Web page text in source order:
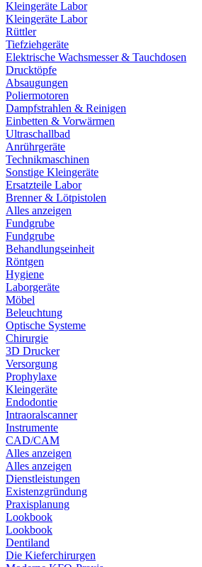
Kleingeräte Labor
Kleingeräte Labor
Rüttler
Tiefziehgeräte
Elektrische Wachsmesser & Tauchdosen
Drucktöpfe
Absaugungen
Poliermotoren
Dampfstrahlen & Reinigen
Einbetten & Vorwärmen
Ultraschallbad
Anrührgeräte
Technikmaschinen
Sonstige Kleingeräte
Ersatzteile Labor
Brenner & Lötpistolen
Alles anzeigen
Fundgrube
Fundgrube
Behandlungseinheit
Röntgen
Hygiene
Laborgeräte
Möbel
Beleuchtung
Optische Systeme
Chirurgie
3D Drucker
Versorgung
Prophylaxe
Kleingeräte
Endodontie
Intraoralscanner
Instrumente
CAD/CAM
Alles anzeigen
Alles anzeigen
Dienstleistungen
Existenzgründung
Praxisplanung
Lookbook
Lookbook
Dentiland
Die Kieferchirurgen